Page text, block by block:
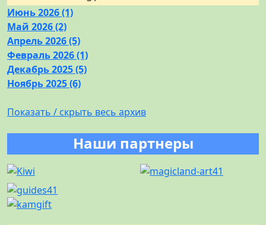
Июнь 2026 (1)
Май 2026 (2)
Апрель 2026 (5)
Февраль 2026 (1)
Декабрь 2025 (5)
Ноябрь 2025 (6)
Показать / скрыть весь архив
Наши партнеры